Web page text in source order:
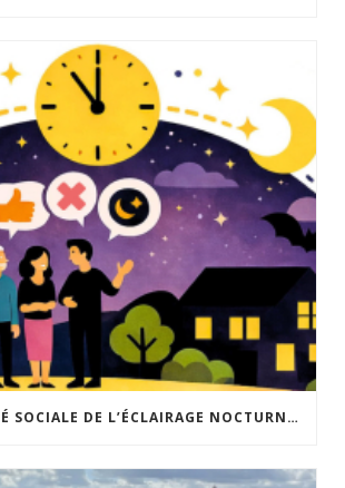
ACCEPTABILITÉ SOCIALE DE L’ÉCLAIRAGE NOCTURNE : LE REPLAY EST DISPONIBLE